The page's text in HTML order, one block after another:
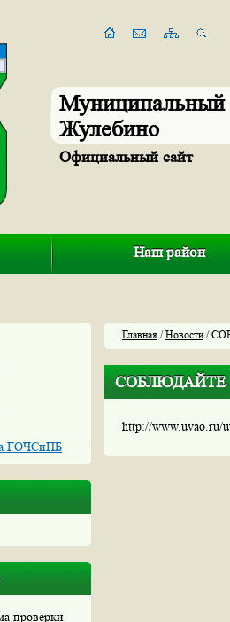
Муниципальный
Жулебино
Официальный сайт
Наш район
ГОЧСиПБ
проверки
Главная /Новости/
СОБЛЮДАЙТЕ
http://www.uvao.ru/